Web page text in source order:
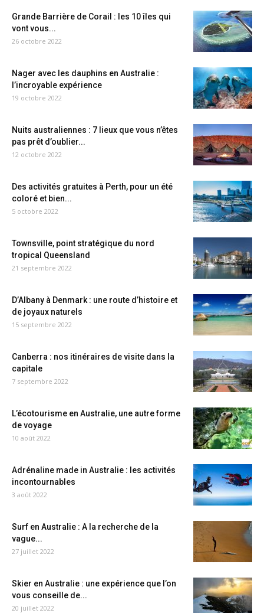
Grande Barrière de Corail : les 10 îles qui
vont vous...
26 octobre 2022
Nager avec les dauphins en Australie :
l’incroyable expérience
19 octobre 2022
Nuits australiennes : 7 lieux que vous n’êtes
pas prêt d’oublier...
12 octobre 2022
Des activités gratuites à Perth, pour un été
coloré et bien...
5 octobre 2022
Townsville, point stratégique du nord
tropical Queensland
21 septembre 2022
D’Albany à Denmark : une route d’histoire et
de joyaux naturels
15 septembre 2022
Canberra : nos itinéraires de visite dans la
capitale
7 septembre 2022
L’écotourisme en Australie, une autre forme
de voyage
10 août 2022
Adrénaline made in Australie : les activités
incontournables
3 août 2022
Surf en Australie : A la recherche de la
vague...
27 juillet 2022
Skier en Australie : une expérience que l’on
vous conseille de...
20 juillet 2022